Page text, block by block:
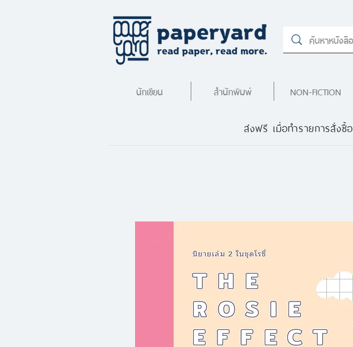
นักเขียน สำนักพิมพ์ NON-FICTION
ส่งฟรี เมื่อทำรายการสั่ง